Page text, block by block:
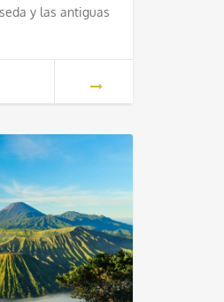
y las antiguas